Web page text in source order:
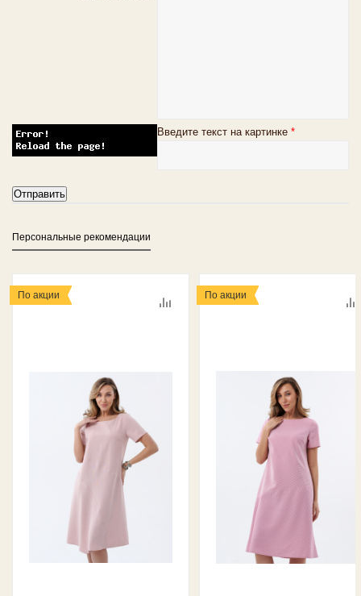
Введите текст на картинке *
Персональные рекомендации
По акции По акции